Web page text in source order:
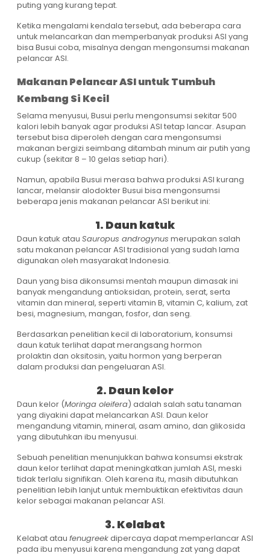
puting yang kurang tepat.
Ketika mengalami kendala tersebut, ada beberapa cara
untuk melancarkan dan memperbanyak produksi ASI yang
bisa Busui coba, misalnya dengan mengonsumsi makanan
pelancar ASI.
Makanan Pelancar ASI untuk Tumbuh
Kembang Si Kecil
Selama menyusui, Busui perlu mengonsumsi sekitar 500
kalori lebih banyak agar produksi ASI tetap lancar. Asupan
tersebut bisa diperoleh dengan cara mengonsumsi
makanan bergizi seimbang ditambah minum air putih yang
cukup (sekitar 8 – 10 gelas setiap hari).
Namun, apabila Busui merasa bahwa produksi ASI kurang
lancar, melansir alodokter Busui bisa mengonsumsi
beberapa jenis makanan pelancar ASI berikut ini:
1. Daun katuk
Daun katuk atau Sauropus androgynus merupakan salah
satu makanan pelancar ASI tradisional yang sudah lama
digunakan oleh masyarakat Indonesia.
Daun yang bisa dikonsumsi mentah maupun dimasak ini
banyak mengandung antioksidan, protein, serat, serta
vitamin dan mineral, seperti vitamin B, vitamin C, kalium, zat
besi, magnesium, mangan, fosfor, dan seng.
Berdasarkan penelitian kecil di laboratorium, konsumsi
daun katuk terlihat dapat merangsang hormon
prolaktin dan oksitosin, yaitu hormon yang berperan
dalam produksi dan pengeluaran ASI.
2. Daun kelor
Daun kelor (Moringa oleifera) adalah salah satu tanaman
yang diyakini dapat melancarkan ASI. Daun kelor
mengandung vitamin, mineral, asam amino, dan glikosida
yang dibutuhkan ibu menyusui.
Sebuah penelitian menunjukkan bahwa konsumsi ekstrak
daun kelor terlihat dapat meningkatkan jumlah ASI, meski
tidak terlalu signifikan. Oleh karena itu, masih dibutuhkan
penelitian lebih lanjut untuk membuktikan efektivitas daun
kelor sebagai makanan pelancar ASI.
3. Kelabat
Kelabat atau fenugreekdipercaya dapat memperlancar ASI
pada ibu menyusui karena mengandung zat yang dapat